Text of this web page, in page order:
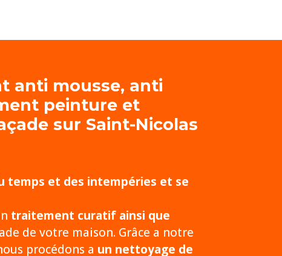
anti mousse, anti
peinture et
sur Saint-Nicolas
temps et des intempéries et se
traitement curatif ainsi que
de votre maison. Grâce a notre
procédons a un nettoyage de